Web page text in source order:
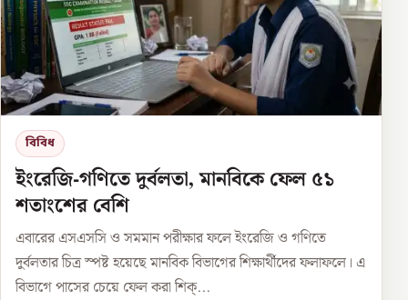
বিবিধ
ইংরেজি-গণিতে দুর্বলতা, মানবিকে ফেল ৫১
শতাংশের বেশি
এবারের এসএসসি ও সমমান পরীক্ষার ফলে ইংরেজি ও গণিতে
দুর্বলতার চিত্র স্পষ্ট হয়েছে মানবিক বিভাগের শিক্ষার্থীদের ফলাফলে। এ
বিভাগে পাসের চেয়ে ফেল করা শিক্...